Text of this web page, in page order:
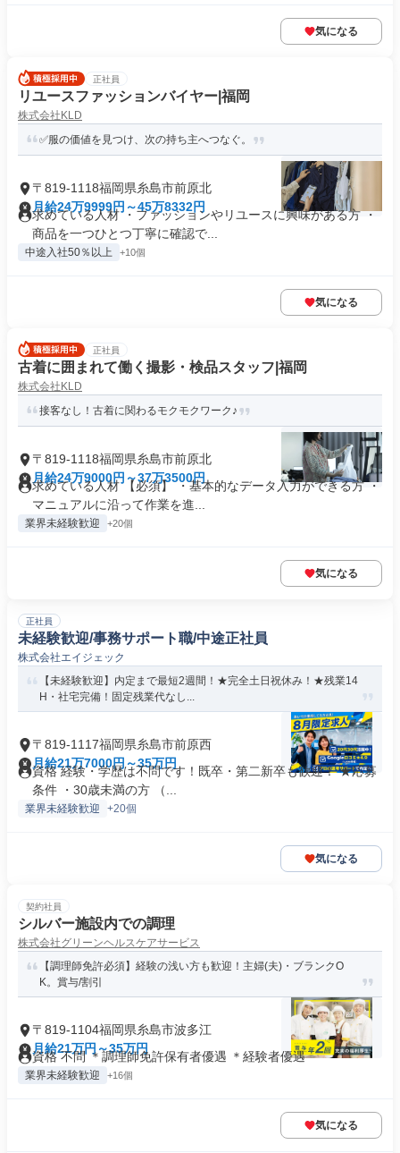
気になる
正社員
リユースファッションバイヤー|福岡
株式会社KLD
✅服の価値を見つけ、次の持ち主へつなぐ。
〒819-1118福岡県糸島市前原北
月給24万9999円～45万8332円
求めている人材 ・ファッションやリユースに興味がある方 ・
商品を一つひとつ丁寧に確認で...
中途入社50％以上 +10個
気になる
正社員
古着に囲まれて働く撮影・検品スタッフ|福岡
株式会社KLD
接客なし！古着に関わるモクモクワーク♪
〒819-1118福岡県糸島市前原北
月給24万9000円～37万3500円
求めている人材 【必須】 ・基本的なデータ入力ができる方 ・
マニュアルに沿って作業を進...
業界未経験歓迎 +20個
気になる
正社員
未経験歓迎/事務サポート職/中途正社員
株式会社エイジェック
【未経験歓迎】内定まで最短2週間！★完全土日祝休み！★残業14
H・社宅完備！固定残業代なし...
〒819-1117福岡県糸島市前原西
月給21万7000円～35万円
資格 経験・学歴は不問です！既卒・第二新卒も歓迎！ ★応募
条件 ・30歳未満の方 （...
業界未経験歓迎 +20個
気になる
契約社員
シルバー施設内での調理
株式会社グリーンヘルスケアサービス
【調理師免許必須】経験の浅い方も歓迎！主婦(夫)・ブランクO
K。賞与/割引
〒819-1104福岡県糸島市波多江
月給21万円～35万円
資格 不問 ＊調理師免許保有者優遇 ＊経験者優遇
業界未経験歓迎 +16個
気になる